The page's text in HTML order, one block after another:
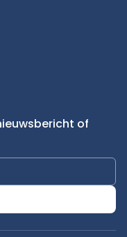
of